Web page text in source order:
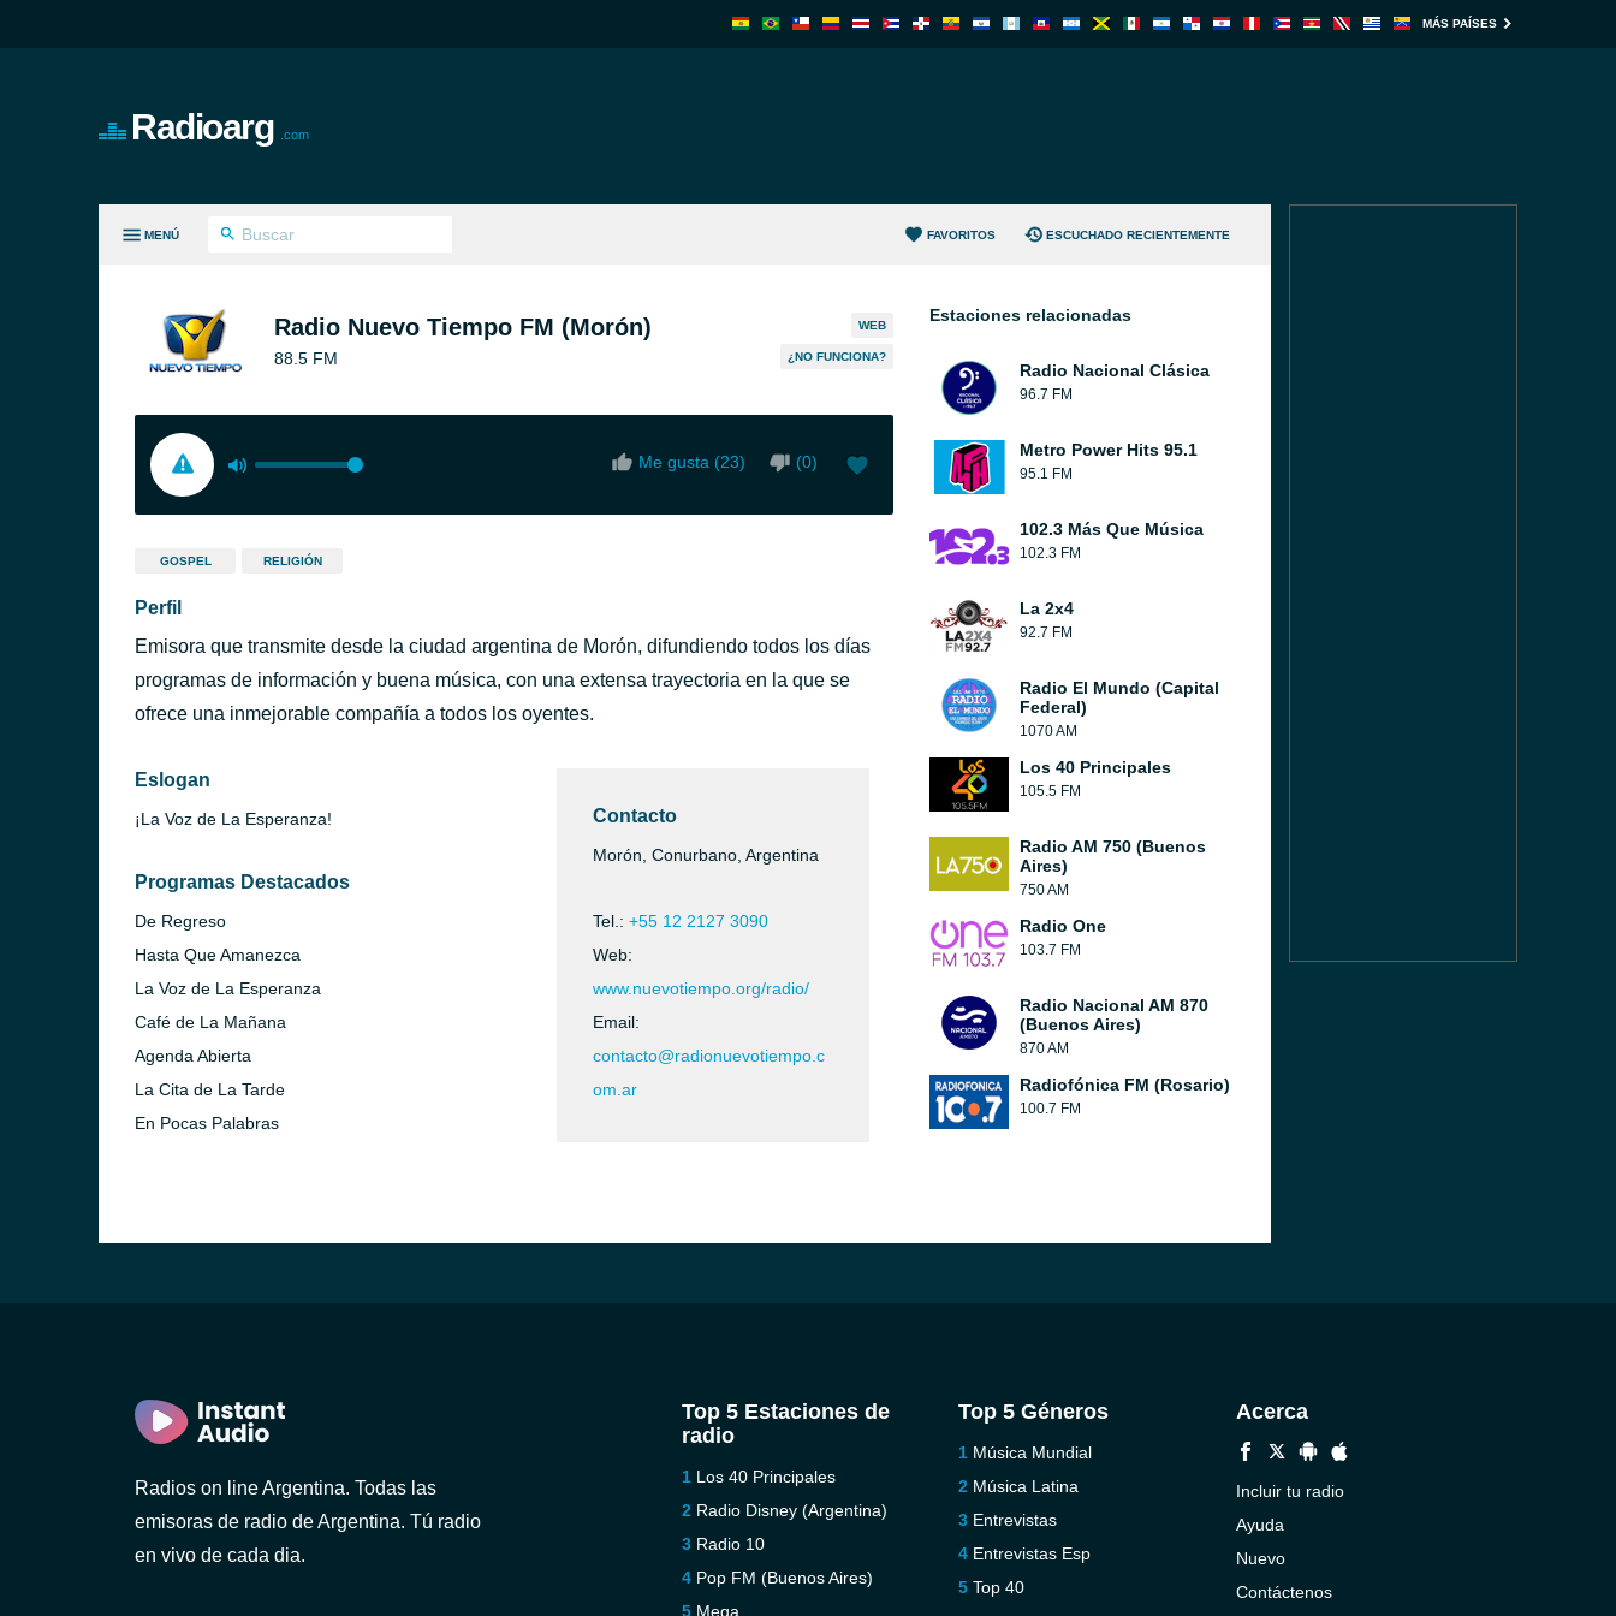
MÁS PAÍSES
Radioarg .com
MENÚ FAVORITOS ESCUCHADO RECIENTEMENTE
Radio Nuevo Tiempo FM (Morón)
88.5 FM
WEB
¿NO FUNCIONA?
Me gusta (23) (0)
GOSPEL RELIGIÓN
Perfil
Emisora que transmite desde la ciudad argentina de Morón, difundiendo todos los días
programas de información y buena música, con una extensa trayectoria en la que se
ofrece una inmejorable compañía a todos los oyentes.
Eslogan
¡La Voz de La Esperanza!
Programas Destacados
De Regreso
Hasta Que Amanezca
La Voz de La Esperanza
Café de La Mañana
Agenda Abierta
La Cita de La Tarde
En Pocas Palabras
Contacto
Morón, Conurbano, Argentina
Tel.: +55 12 2127 3090
Web:
www.nuevotiempo.org/radio/
Email:
contacto@radionuevotiempo.c
om.ar
Estaciones relacionadas
Radio Nacional Clásica
96.7 FM
Metro Power Hits 95.1
95.1 FM
102.3 Más Que Música
102.3 FM
La 2x4
92.7 FM
Radio El Mundo (Capital
Federal)
1070 AM
Los 40 Principales
105.5 FM
Radio AM 750 (Buenos
Aires)
750 AM
Radio One
103.7 FM
Radio Nacional AM 870
(Buenos Aires)
870 AM
Radiofónica FM (Rosario)
100.7 FM
Radios on line Argentina. Todas las
emisoras de radio de Argentina. Tú radio
en vivo de cada dia.
Top 5 Estaciones de
radio
Los 40 Principales
Radio Disney (Argentina)
Radio 10
Pop FM (Buenos Aires)
Mega
Top 5 Géneros
Música Mundial
Música Latina
Entrevistas
Entrevistas Esp
Top 40
Acerca
Incluir tu radio
Ayuda
Nuevo
Contáctenos